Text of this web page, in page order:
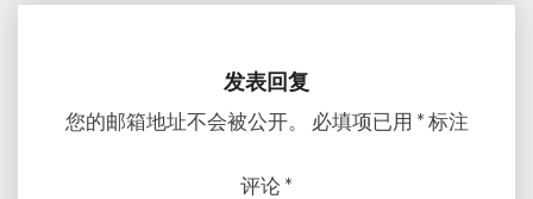
发表回复
您的邮箱地址不会被公开。 必填项已用 *标注
评论 *